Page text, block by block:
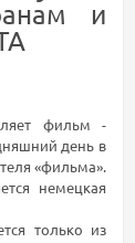
и
фильм -
день в
«фильма».
немецкая
только из